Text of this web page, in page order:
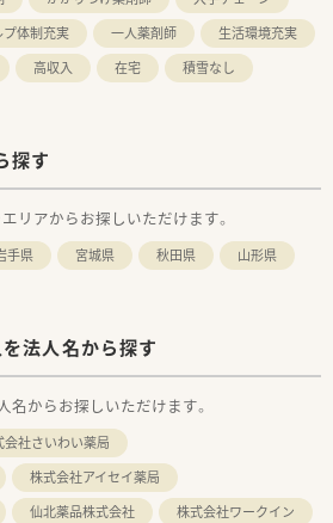
プ体制充実 一人薬剤師
生活環境充実
高収入 在宅
積雪なし
探す
リアからお探しいただけます。
手県 宮城県 秋田県
山形県
法人名から探す
からお探しいただけます。
会社さいわい薬局
株式会社アイセイ薬局
仙北薬品株式会社
株式会社ワークイン